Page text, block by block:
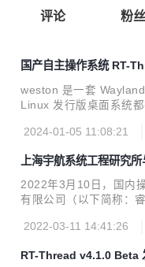
评论
粉丝
国产自主操作系统 RT-
weston 是一套
Linux 发行版桌面系统
2024-01-05 11:08:21
上海宇航系统工程研究
2022年3月10日，国内
有限公司（以下简称：
承担嵌入式操作系统及
合作，携手向国防军工
2022-03-11 14:41:26
RT-Thread v4.1.0 Beta